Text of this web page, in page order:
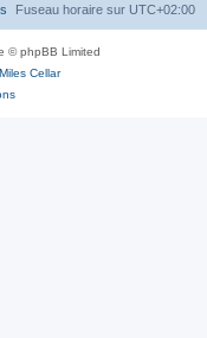
Fuseau horaire sur UTC+02:00
© phpBB Limited
Miles Cellar